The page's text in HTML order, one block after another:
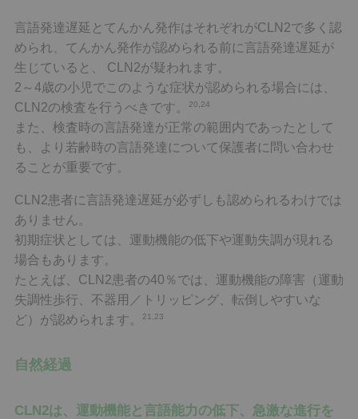
言語発達遅延とてんかん発作はそれぞれがCLN2で多く認
められ、てんかん発作が認められる前に言語発達遅延が
生じていると、 CLN2が疑われます。
2～4歳の小児でこのような症状が認められる場合には、
CLN2の検査を行うべきです。
20,24
また、検査時の言語発達が正常の範囲内であったとして
も、より若齢時の言語発達について保護者に問い合わせ
ることが重要です。
CLN2患者に言語発達遅延が必ずしも認められるわけでは
ありません。
初期症状としては、運動機能の低下や運動失調が現れる
場合もあります。
たとえば、CLN2患者の40％では、運動機能の障害（運動
失調性歩行、不器用／トリッピング、転倒しやすいな
ど）が認められます。
21,23
自然経過
CLN2は、運動機能と言語能力の低下、急激な進行を